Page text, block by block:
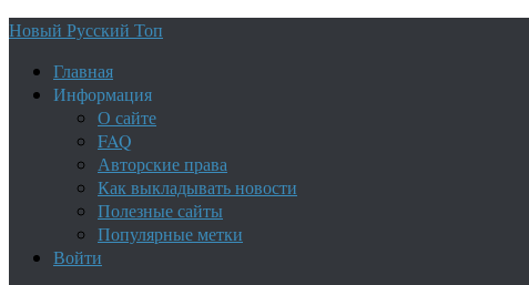
Новый Русский Топ
Главная
Информация
О сайте
FAQ
Авторские права
Как выкладывать новости
Полезные сайты
Популярные метки
Войти